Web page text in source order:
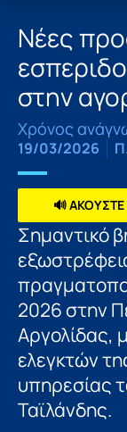
Νέες
στην
Χρόνος
19/03/2026
🔊
Σημαντικό
2026 στην
Αργολίδας,
ελεγκτών
υπηρεσίας
Ταϊλάνδης.